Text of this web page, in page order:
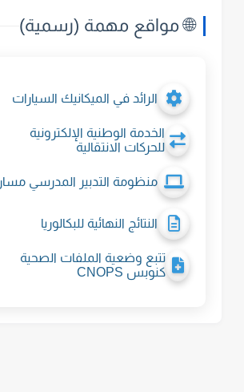
🌐 مواقع مهمة (رسمية)
الرائد في الميكانيك السيارات
الخدمة الوطنية الإلكترونية
للحركات الانتقالية
منظومة التدبير المدرسي مسار
النتائج النهائية للبكالوريا
تتبع وضعية الملفات الصحية
كنوبس CNOPS